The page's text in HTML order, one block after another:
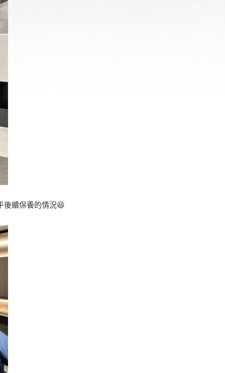
後續保養的情況😆